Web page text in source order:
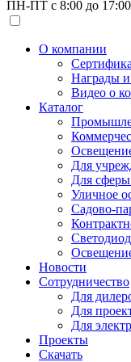
ПН-ПТ с 8:00 до 17:00
О компании
Награды
Видео о
Каталог
Для
Для
Уличное
Садово-
Новости
Сотрудничество
Для
Для
Для
Проекты
Скачать